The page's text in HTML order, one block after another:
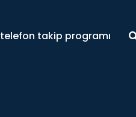
telefon takip programı